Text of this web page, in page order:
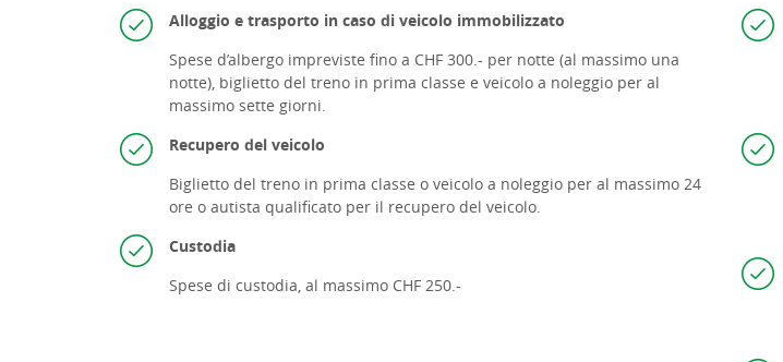
Alloggio e trasporto in caso di veicolo immobilizzato
Spese d’albergo impreviste fino a CHF 300.- per notte (al massimo una
notte), biglietto del treno in prima classe e veicolo a noleggio per al
massimo sette giorni.
Recupero del veicolo
Biglietto del treno in prima classe o veicolo a noleggio per al massimo 24
ore o autista qualificato per il recupero del veicolo.
Custodia
Spese di custodia, al massimo CHF 250.-